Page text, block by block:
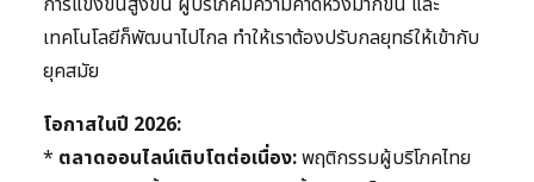
เทคโนโลยีก็พัฒนาไปไกล ทำให้เราต้องปรับกลยุทธ์ให้เข้ากับ
ยุคสมัย
โอกาสในปี 2026:
* ตลาดออนไลน์เติบโตต่อเนื่อง:พฤติกรรมผู้บริโภคไทย